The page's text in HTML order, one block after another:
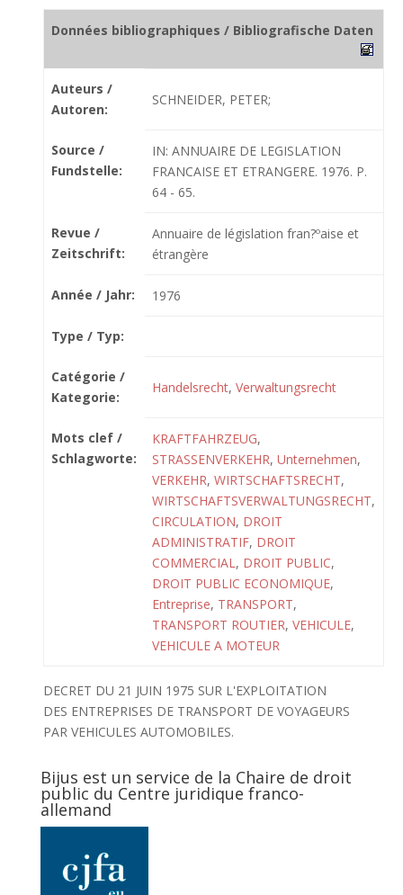
Données bibliographiques / Bibliografische Daten
Auteurs /
Autoren:
SCHNEIDER, PETER;
Source /
Fundstelle:
IN: ANNUAIRE DE LEGISLATION
FRANCAISE ET ETRANGERE. 1976. P.
64 - 65.
Revue /
Zeitschrift:
Annuaire de législation fran?ºaise et
étrangère
Année / Jahr: 1976
Type / Typ:
Catégorie /
Kategorie:
Handelsrecht, Verwaltungsrecht
Mots clef /
Schlagworte:
KRAFTFAHRZEUG,
STRASSENVERKEHR, Unternehmen,
VERKEHR, WIRTSCHAFTSRECHT,
WIRTSCHAFTSVERWALTUNGSRECHT,
CIRCULATION, DROIT
ADMINISTRATIF, DROIT
COMMERCIAL, DROIT PUBLIC,
DROIT PUBLIC ECONOMIQUE,
Entreprise, TRANSPORT,
TRANSPORT ROUTIER, VEHICULE,
VEHICULE A MOTEUR
DECRET DU 21 JUIN 1975 SUR L'EXPLOITATION
DES ENTREPRISES DE TRANSPORT DE VOYAGEURS
PAR VEHICULES AUTOMOBILES.
Bijus est un service de la Chaire de droit
public du Centre juridique franco-
allemand